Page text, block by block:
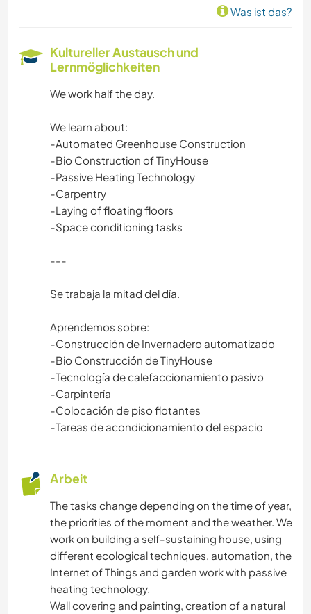
Was ist das?
Kultureller Austausch und
Lernmöglichkeiten
We work half the day.
We learn about:
-Automated Greenhouse Construction
-Bio Construction of TinyHouse
-Passive Heating Technology
-Carpentry
-Laying of floating floors
-Space conditioning tasks
---
Se trabaja la mitad del día.
Aprendemos sobre:
-Construcción de Invernadero automatizado
-Bio Construcción de TinyHouse
-Tecnología de calefaccionamiento pasivo
-Carpintería
-Colocación de piso flotantes
-Tareas de acondicionamiento del espacio
Arbeit
The tasks change depending on the time of year,
the priorities of the moment and the weather. We
work on building a self-sustaining house, using
different ecological techniques, automation, the
Internet of Things and garden work with passive
heating technology.
Wall covering and painting, creation of a natural